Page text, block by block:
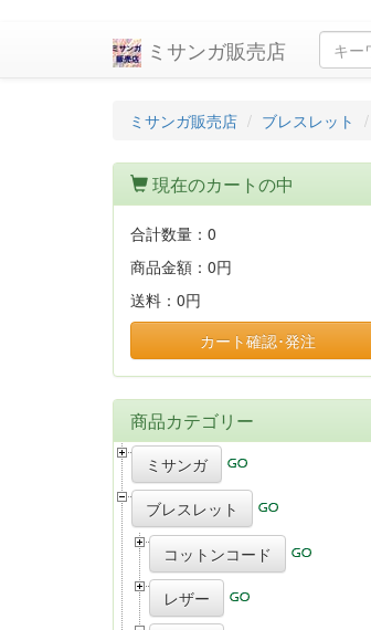
ミサンガ販売店
ミサンガ販売店 ブレスレット
現在のカートの中
合計数量： 0
商品金額： 0円
送料： 0円
カート確認･発注
商品カテゴリー
ミサンガ
ブレスレット
コットンコード
レザー